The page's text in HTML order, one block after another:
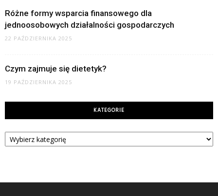
Różne formy wsparcia finansowego dla
jednoosobowych działalności gospodarczych
22 PAŹDZIERNIKA 2025
Czym zajmuje się dietetyk?
19 PAŹDZIERNIKA 2025
KATEGORIE
Kategorie